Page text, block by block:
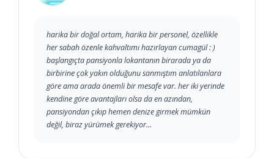
harika bir doğal ortam, harika bir personel, özellikle
her sabah özenle kahvaltımı hazırlayan cumagül : )
başlangıçta pansiyonla lokantanın birarada ya da
birbirine çok yakın olduğunu sanmıştım anlatılanlara
göre ama arada önemli bir mesafe var. her iki yerinde
kendine göre avantajları olsa da en azından,
pansiyondan çıkıp hemen denize girmek mümkün
değil, biraz yürümek gerekiyor...